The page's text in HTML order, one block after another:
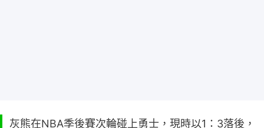
灰熊在NBA季後賽次輪碰上勇士，現時以1：3落後，